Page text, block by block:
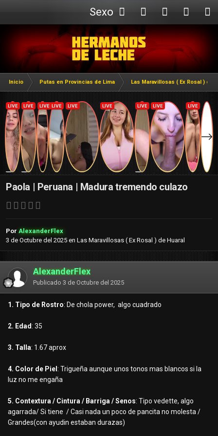
Sexo
Webcam
Inicio Putas en Provincias de Lima Las Maravillosas ( Ex Rosal ) de
Paola | Peruana | Madura tremendo culazo
Por AlexanderFlex
3 de Octubre del 2025 en Las Maravillosas ( Ex Rosal ) de Huaral
AlexanderFlex
Publicado 3 de Octubre del 2025
1. Tipo de Rostro: De chola power, algo cuadrado
2. Edad: 35
3. Talla: 1.67 aprox
4. Color de Piel : Trigueña aunque unos tonos mas blancos si la
luz no me engaña
5. Contextura / Cintura / Barriga / Senos: Tipo vedette, algo
agarrada/ Si tiene / Casi nada un poco de pancita no molesta /
Grandes(con ayudin estaban durazas)